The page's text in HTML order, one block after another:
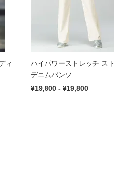
ィ
ハイパワーストレッチ ス
デニムパンツ
¥19,800 - ¥19,800